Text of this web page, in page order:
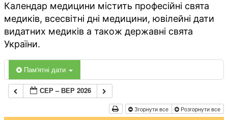
Календар медицини містить професійні свята
медиків, всесвітні дні медицини, ювілейні дати
видатних медиків а також державні свята
України.
Пам'ятні дати
СЕР – ВЕР 2026
Згорнути все Розгорнути все